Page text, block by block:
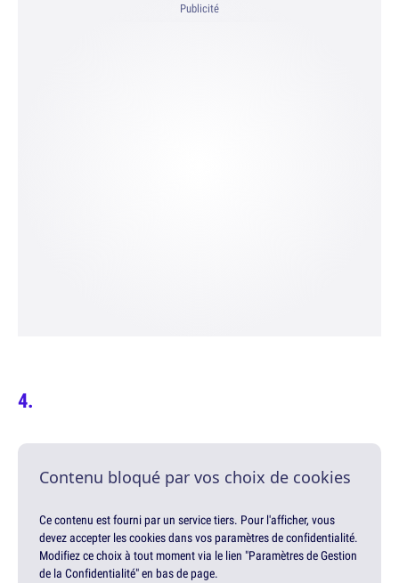
Publicité
Contenu bloqué par vos choix de cookies
Ce contenu est fourni par un service tiers. Pour l'afficher, vous
devez accepter les cookies dans vos paramètres de confidentialité.
Modifiez ce choix à tout moment via le lien "Paramètres de Gestion
de la Confidentialité" en bas de page.